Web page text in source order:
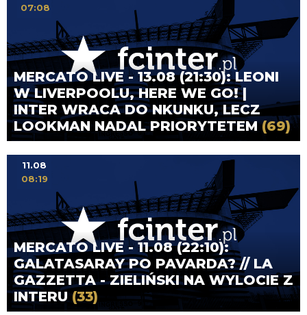
MERCATO LIVE - 13.08 (21:30): LEONI
W LIVERPOOLU, HERE WE GO! |
INTER WRACA DO NKUNKU, LECZ
LOOKMAN NADAL PRIORYTETEM(69)
07:08
MERCATO LIVE - 11.08 (22:10):
GALATASARAY PO PAVARDA? // LA
GAZZETTA - ZIELIŃSKI NA WYLOCIE Z
INTERU (33)
11.08
08:19